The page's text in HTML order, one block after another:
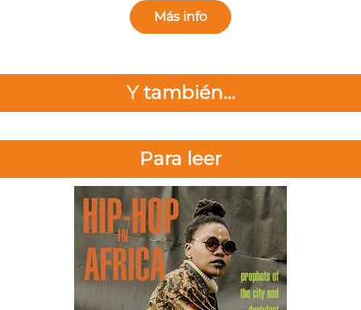
Más info
Y también...
Para leer